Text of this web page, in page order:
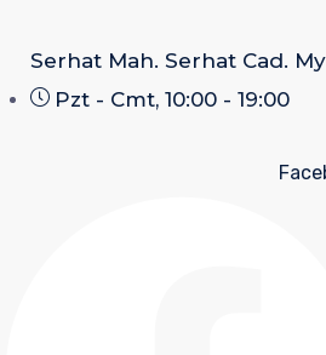
Serhat Mah. Serhat Cad.
Pzt - Cmt, 10:00 - 19:00